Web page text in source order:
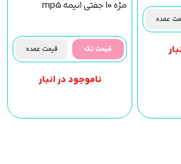
مژه 10 جفتی انیمه mp5
قیمت تک قیمت عمده
ناموجود در انبار